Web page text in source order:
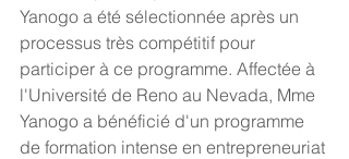
Yanogo a été sélectionnée après un
processus très compétitif pour
participer à ce programme. Affectée à
l'Université de Reno au Nevada, Mme
Yanogo a bénéficié d'un programme
de formation intense en entrepreneuriat